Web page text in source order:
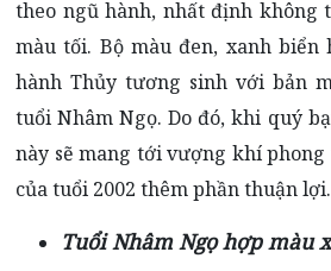
theo ngũ hành, nhất định không
màu tối. Bộ màu đen, xanh biển
hành Thủy tương sinh với bản
tuổi Nhâm Ngọ. Do đó, khi quý
này sẽ mang tới vượng khí phong
của tuổi 2002 thêm phần thuận lợi.
Tuổi Nhâm Ngọ hợp màu